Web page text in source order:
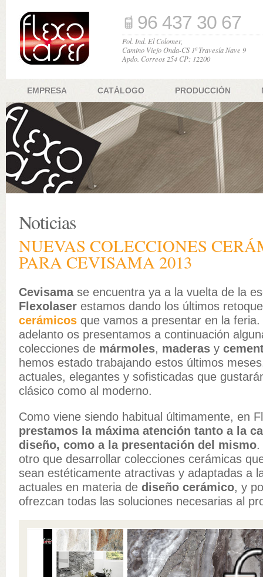
96 437 30 67
Pol. Ind. El Colomer,
Camino Viejo Onda-CS 1ª Travesía Nave 9
Apdo. Correos 254 CP: 12200
EMPRESA CATÁLOGO PRODUCCIÓN
Noticias
NUEVAS COLECCIONES
PARA CEVISAMA 2013
Cevisamase encuentra ya a la vuelta de la
Flexolaser estamos dando los últimos
cerámicos que vamos a presentar en la feria.
adelanto os presentamos a continuación
colecciones de mármoles, maderas y
hemos estado trabajando estos últimos
actuales, elegantes y sofisticadas que
clásico como al moderno.
Como viene siendo habitual últimamente, en
prestamos la máxima atención tanto a la
diseño, como a la presentación del mismo.
otro que desarrollar colecciones cerámicas
sean estéticamente atractivas y adaptadas a
actuales en materia de diseño cerámico, y
ofrezcan todas las soluciones necesarias al